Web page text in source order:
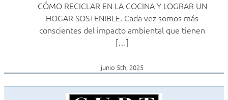
CÓMO RECICLAR EN LA COCINA Y LOGRAR UN
HOGAR SOSTENIBLE. Cada vez somos más
conscientes del impacto ambiental que tienen
[…]
junio 5th, 2025